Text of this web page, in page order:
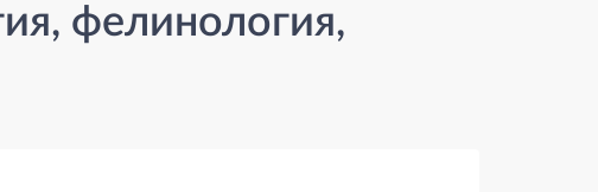
фелинология,